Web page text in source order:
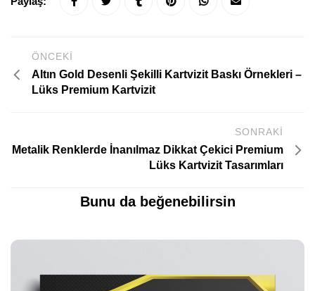
ÖNCEKI
Altın Gold Desenli Şekilli Kartvizit Baskı Örnekleri –
Lüks Premium Kartvizit
SONRAKI
Metalik Renklerde İnanılmaz Dikkat Çekici Premium
Lüks Kartvizit Tasarımları
Bunu da beğenebilirsin